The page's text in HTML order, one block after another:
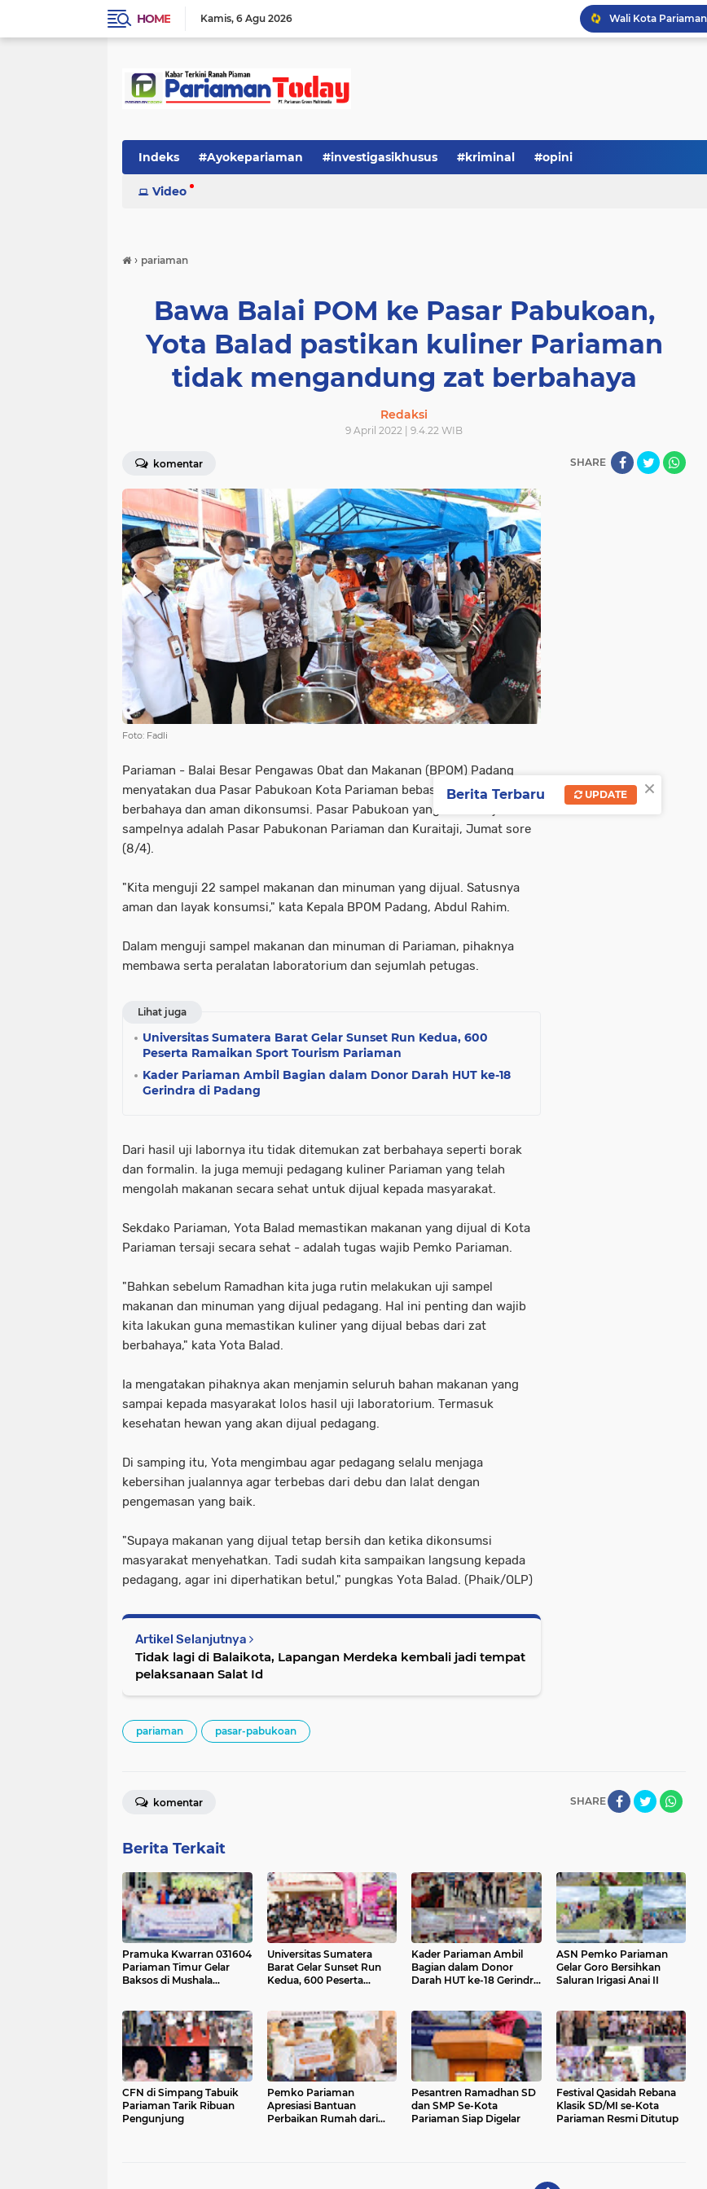
HOME Kamis 6 Agu 2026
Indeks #Ayokepariaman #investigasikhusus #kriminal #opini
Video
› pariaman
Bawa Balai POM ke Pasar Pabukoan,
Yota Balad pastikan kuliner Pariaman
tidak mengandung zat berbahaya
Redaksi
9 April 2022 | 9.4.22 WIB
komentar SHARE
Foto: Fadli
Pariaman - Balai Besar Pengawas Obat dan Makanan (BPOM) Padang
menyatakan dua Pasar Pabukoan Kota Pariaman bebas dari zat
berbahaya dan aman dikonsumsi. Pasar Pabukoan yang telah diuji
sampelnya adalah Pasar Pabukonan Pariaman dan Kuraitaji, Jumat sore
(8/4).
"Kita menguji 22 sampel makanan dan minuman yang dijual. Satusnya
aman dan layak konsumsi," kata Kepala BPOM Padang, Abdul Rahim.
Dalam menguji sampel makanan dan minuman di Pariaman, pihaknya
membawa serta peralatan laboratorium dan sejumlah petugas.
Lihat juga
Universitas Sumatera Barat Gelar Sunset Run Kedua, 600
Peserta Ramaikan Sport Tourism Pariaman
Kader Pariaman Ambil Bagian dalam Donor Darah HUT ke-18
Gerindra di Padang
Dari hasil uji labornya itu tidak ditemukan zat berbahaya seperti borak
dan formalin. Ia juga memuji pedagang kuliner Pariaman yang telah
mengolah makanan secara sehat untuk dijual kepada masyarakat.
Sekdako Pariaman, Yota Balad memastikan makanan yang dijual di Kota
Pariaman tersaji secara sehat - adalah tugas wajib Pemko Pariaman.
"Bahkan sebelum Ramadhan kita juga rutin melakukan uji sampel
makanan dan minuman yang dijual pedagang. Hal ini penting dan wajib
kita lakukan guna memastikan kuliner yang dijual bebas dari zat
berbahaya," kata Yota Balad.
Ia mengatakan pihaknya akan menjamin seluruh bahan makanan yang
sampai kepada masyarakat lolos hasil uji laboratorium. Termasuk
kesehatan hewan yang akan dijual pedagang.
Di samping itu, Yota mengimbau agar pedagang selalu menjaga
kebersihan jualannya agar terbebas dari debu dan lalat dengan
pengemasan yang baik.
"Supaya makanan yang dijual tetap bersih dan ketika dikonsumsi
masyarakat menyehatkan. Tadi sudah kita sampaikan langsung kepada
pedagang, agar ini diperhatikan betul," pungkas Yota Balad. (Phaik/OLP)
Artikel Selanjutnya
Tidak lagi di Balaikota, Lapangan Merdeka kembali jadi tempat
pelaksanaan Salat Id
pariaman pasar-pabukoan
SHARE
komentar
Berita Terkait
Pramuka Kwarran 031604
Pariaman Timur Gelar
Baksos di Mushala
Universitas Sumatera
Barat Gelar Sunset Run
Kedua, 600 Peserta
Kader Pariaman Ambil
Bagian dalam Donor
Darah HUT ke-18 Gerindra
ASN Pemko Pariaman
Gelar Goro Bersihkan
Saluran Irigasi Anai II
CFN di Simpang Tabuik
Pariaman Tarik Ribuan
Pengunjung
Pemko Pariaman
Apresiasi Bantuan
Perbaikan Rumah dari
Pesantren Ramadhan SD
dan SMP Se-Kota
Pariaman Siap Digelar
Festival Qasidah Rebana
Klasik SD/MI se-Kota
Pariaman Resmi Ditutup
×
Berita Terbaru UPDATE